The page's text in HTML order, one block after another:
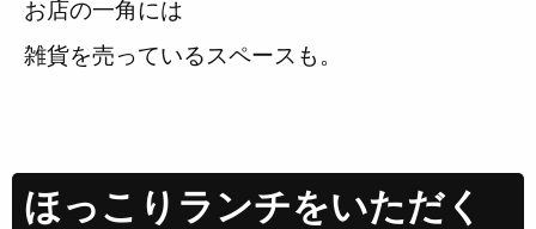
お店の一角には
雑貨を売っているスペースも。
ほっこりランチをいただく